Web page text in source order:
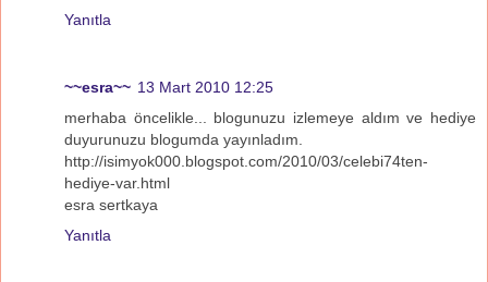
Yanıtla
~~esra~~ 13 Mart 2010 12:25
merhaba öncelikle... blogunuzu izlemeye aldım ve hediye
duyurunuzu blogumda yayınladım.
http://isimyok000.blogspot.com/2010/03/celebi74ten-
hediye-var.html
esra sertkaya
Yanıtla